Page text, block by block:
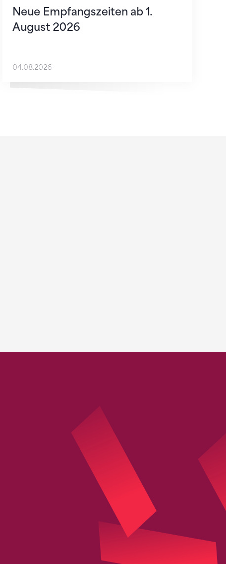
Neue Empfangszeiten ab 1.
August 2026
04.08.2026